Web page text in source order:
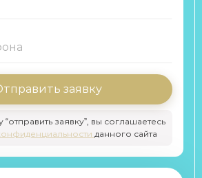
заявку
заявку”, вы соглашаетесь
данного сайта